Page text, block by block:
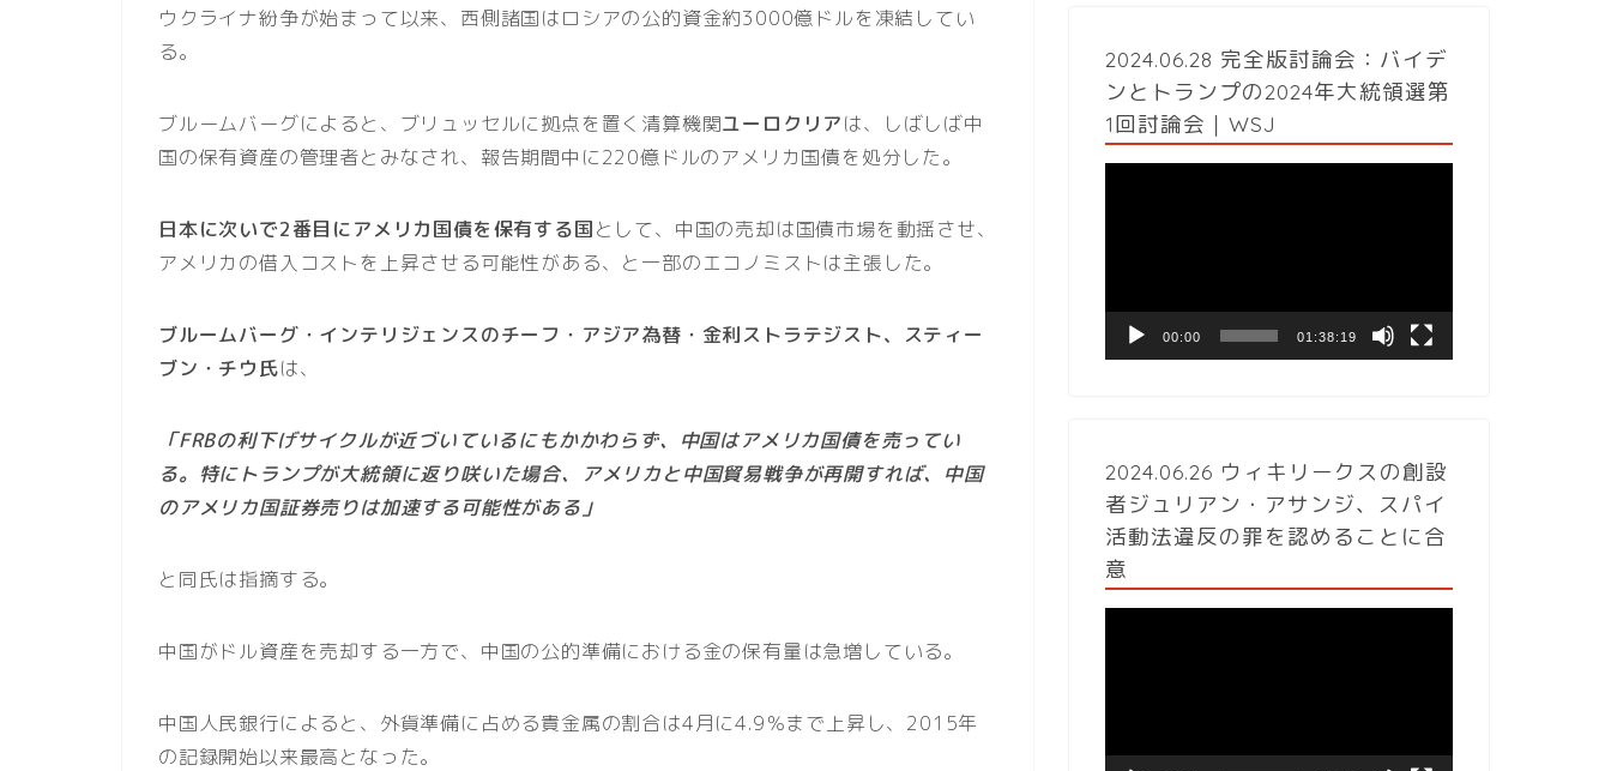
ウクライナ紛争が始まって以来、西側諸国はロシアの公的資金約3000億ドルを凍結してい
る。
ブルームバーグによると、ブリュッセルに拠点を置く清算機関ユーロクリアは、しばしば中
国の保有資産の管理者とみなされ、報告期間中に220億ドルのアメリカ国債を処分した。
日本に次いで2番目にアメリカ国債を保有する国として、中国の売却は国債市場を動揺させ、
アメリカの借入コストを上昇させる可能性がある、と一部のエコノミストは主張した。
ブルームバーグ・インテリジェンスのチーフ・アジア為替・金利ストラテジスト、スティー
ブン・チウ氏は、
「FRBの利下げサイクルが近づいているにもかかわらず、中国はアメリカ国債を売ってい
る。特にトランプが大統領に返り咲いた場合、アメリカと中国貿易戦争が再開すれば、中国
のアメリカ国証券売りは加速する可能性がある」
と同氏は指摘する。
中国がドル資産を売却する一方で、中国の公的準備における金の保有量は急増している。
中国人民銀行によると、外貨準備に占める貴金属の割合は4月に4.9％まで上昇し、2015年
の記録開始以来最高となった。
2024.06.28 完全版討論会：バイデ
ンとトランプの2024年大統領選第
1回討論会｜WSJ
ヤ
00:00 01:38:19
2024.06.26 ウィキリークスの創設
者ジュリアン・アサンジ、スパイ
活動法違反の罪を認めることに合
意
ヤ